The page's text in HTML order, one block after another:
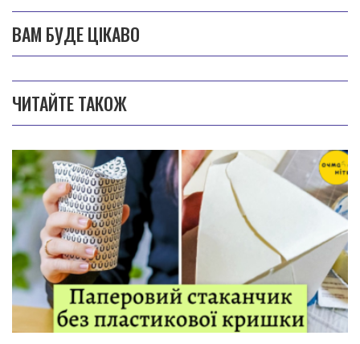
ВАМ БУДЕ ЦІКАВО
ЧИТАЙТЕ ТАКОЖ